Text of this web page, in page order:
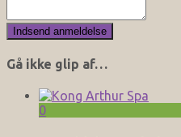
Gå ikke glip af…
0